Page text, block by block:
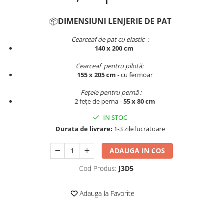
Piese, Cu Pilota Inclusa
Lenjerii De Pat Premium Collection
Set Lenjerie De Pat, 7 Piese, Cu
Pilota / Cuvertura Inclusa
Set Lenjerie De Pat Jacquard Regal,
Lenjerii Damasc Egiptean King Size
Lenjerii De Pat, Finet Premium, 1
Lenjerii De Pat Damasc 1 Persoana
Lenjerii De Pat, Imprimeu 3D, 1
📦DIMENSIUNI LENJERIE DE PAT
Cearceaf de pat cu elastic :
140 x 200 cm
Cearceaf pentru pilotă:
155 x 205 cm - cu fermoar​​​​​​
Fețele pentru pernă :
2 fețe de perna -55 x 80 cm
IN STOC
Durata de livrare: 1-3 zile lucratoare
ADAUGA IN COS
Cod Produs: J3D5
Adauga la Favorite